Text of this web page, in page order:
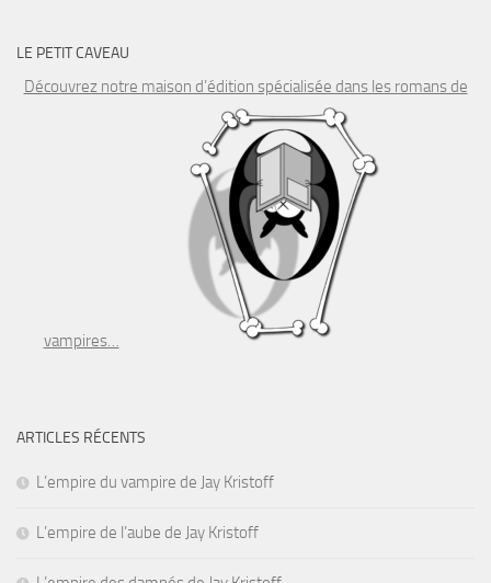
LE PETIT CAVEAU
Découvrez notre maison d’édition spécialisée dans les romans de
vampires…
ARTICLES RÉCENTS
L’empire du vampire de Jay Kristoff
L’empire de l’aube de Jay Kristoff